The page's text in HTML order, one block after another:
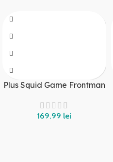
Plus Squid Game Frontman
lei